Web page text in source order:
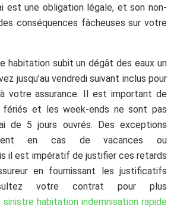
est une obligation légale, et son non-
conséquences fâcheuses sur votre
habitation subit un dégât des eaux un
jusqu’au vendredi suivant inclus pour
votre assurance. Il est important de
et les week-ends ne sont pas
de 5 jours ouvrés. Des exceptions
en cas de vacances ou
il est impératif de justifier ces retards
en fournissant les justificatifs
votre contrat pour plus
sinistre habitation indemnisation rapide